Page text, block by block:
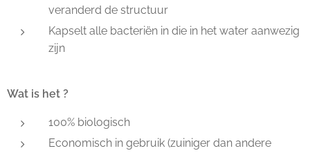
veranderd de structuur
Kapselt alle bacteriën in die in het water aanwezig
zijn
Wat is het ?
100% biologisch
Economisch in gebruik (zuiniger dan andere